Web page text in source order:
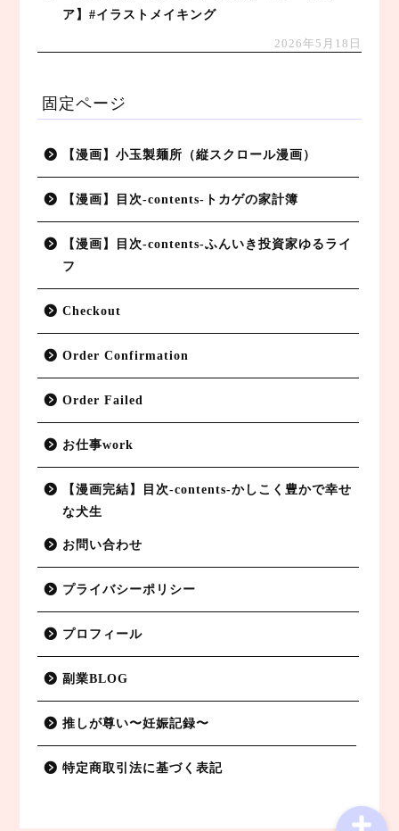
ア】#イラストメイキング
2026年5月18日
固定ページ
【漫画】小玉製麺所（縦スクロール漫画）
【漫画】目次-contents-トカゲの家計簿
【漫画】目次-contents-ふんいき投資家ゆるライ
フ
Checkout
Order Confirmation
Order Failed
お仕事work
【漫画完結】目次-contents-かしこく豊かで幸せ
な犬生
お問い合わせ
プライバシーポリシー
プロフィール
副業BLOG
推しが尊い〜妊娠記録〜
特定商取引法に基づく表記
特定商取引法に基づく表記
お仕事work